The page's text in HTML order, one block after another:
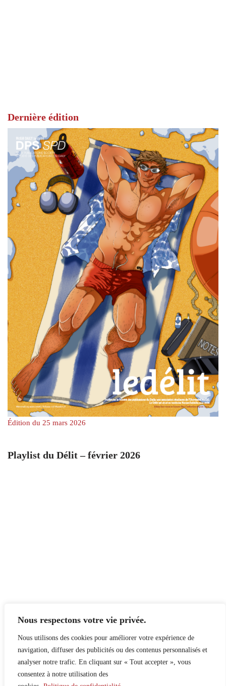
Nous respectons votre vie privée.
Nous utilisons des cookies pour améliorer votre expérience de
navigation, diffuser des publicités ou des contenus personnalisés et
analyser notre trafic. En cliquant sur « Tout accepter », vous
consentez à notre utilisation des
Dernière édition
Édition du 25 mars 2026
Playlist du Délit – février 2026